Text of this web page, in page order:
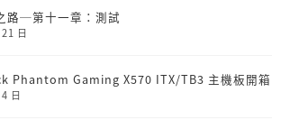
路─第十一章：測試
日
Phantom Gaming X570 ITX/TB3 主機板開箱
日